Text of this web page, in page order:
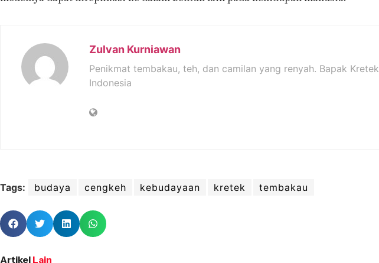
Zulvan Kurniawan
Penikmat tembakau, teh, dan camilan yang renyah. Bapak Kretek
Indonesia
Tags: budaya cengkeh kebudayaan kretek tembakau
Artikel Lain